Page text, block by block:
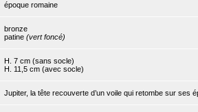
époque romaine
bronze
patine (vert foncé)
H. 7 cm (sans socle)
H. 11,5 cm (avec socle)
Jupiter, la tête recouverte d’un voile qui retombe sur ses